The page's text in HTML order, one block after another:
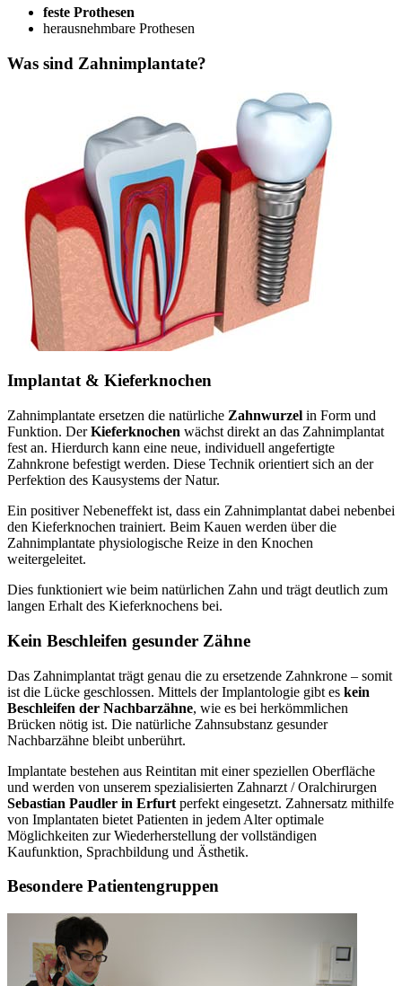
feste Prothesen
herausnehmbare Prothesen
Was sind Zahnimplantate?
Implantat & Kieferknochen
Zahnimplantate ersetzen die natürliche Zahnwurzel in Form und
Funktion. DerKieferknochen wächst direkt an das Zahnimplantat
fest an. Hierdurch kann eine neue, individuell angefertigte
Zahnkrone befestigt werden. Diese Technik orientiert sich an der
Perfektion des Kausystems der Natur.
Ein positiver Nebeneffekt ist, dass ein Zahnimplantat dabei nebenbei
den Kieferknochen trainiert. Beim Kauen werden über die
Zahnimplantate physiologische Reize in den Knochen
weitergeleitet.
Dies funktioniert wie beim natürlichen Zahn und trägt deutlich zum
langen Erhalt des Kieferknochens bei.
Kein Beschleifen gesunder Zähne
Das Zahnimplantat trägt genau die zu ersetzende Zahnkrone – somit
ist die Lücke geschlossen. Mittels der Implantologie gibt es kein
Beschleifen der Nachbarzähne, wie es bei herkömmlichen
Brücken nötig ist. Die natürliche Zahnsubstanz gesunder
Nachbarzähne bleibt unberührt.
Implantate bestehen aus Reintitan mit einer speziellen Oberfläche
und werden von unserem spezialisierten Zahnarzt / Oralchirurgen
Sebastian Paudler in Erfurt perfekt eingesetzt. Zahnersatz mithilfe
von Implantaten bietet Patienten in jedem Alter optimale
Möglichkeiten zur Wiederherstellung der vollständigen
Kaufunktion, Sprachbildung und Ästhetik.
Besondere Patientengruppen